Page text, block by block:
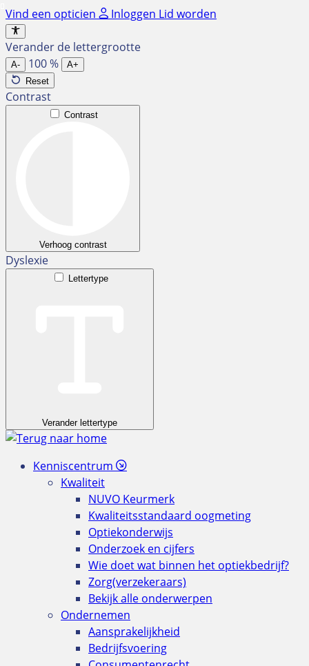
Ga
naar
de
inhoud
Vind een opticien Inloggen Lid worden
Verander de lettergrootte
A- 100%
A+
Reset
Contrast
Contrast
Verhoog contrast
Dyslexie
Lettertype
Verander lettertype
Kenniscentrum
Kwaliteit
NUVO Keurmerk
Kwaliteitsstandaard oogmeting
Optiekonderwijs
Onderzoek en cijfers
Wie doet wat binnen het optiekbedrijf?
Zorg(verzekeraars)
Bekijk alle onderwerpen
Ondernemen
Aansprakelijkheid
Bedrijfsvoering